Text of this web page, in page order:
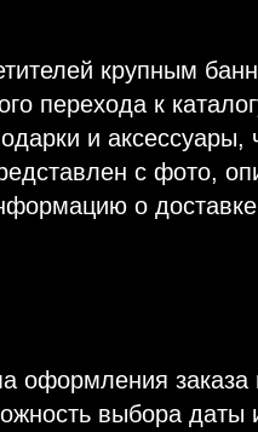
крупным
перехода к
и аксессуары,
с фото,
о
оформления
выбора даты